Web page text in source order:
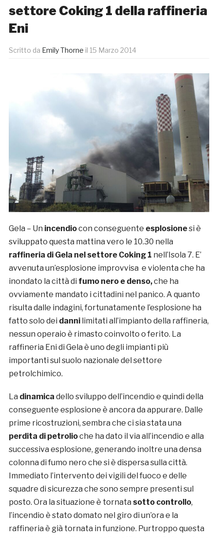
settore Coking 1 della raffineria
Eni
Scritto da Emily Thorne il 15 Marzo 2014
Gela – Un incendiocon conseguente esplosionesi è
sviluppato questa mattina vero le 10.30 nella
raffineria di Gela nel settore Coking 1 nell’Isola 7. E’
avvenuta un’esplosione improvvisa e violenta che ha
inondato la città di fumo nero e denso,che ha
ovviamente mandato i cittadini nel panico. A quanto
risulta dalle indagini, fortunatamente l’esplosione ha
fatto solo dei dannilimitati all’impianto della raffineria,
nessun operaio è rimasto coinvolto o ferito. La
raffineria Eni di Gela è uno degli impianti più
importanti sul suolo nazionale del settore
petrolchimico.
La dinamica dello sviluppo dell’incendio e quindi della
conseguente esplosione è ancora da appurare. Dalle
prime ricostruzioni, sembra che ci sia stata una
perdita di petrolioche ha dato il via all’incendio e alla
successiva esplosione, generando inoltre una densa
colonna di fumo nero che si è dispersa sulla città.
Immediato l’intervento dei vigili del fuoco e delle
squadre di sicurezza che sono sempre presenti sul
posto. Ora la situazione è tornata sotto controllo,
l’incendio è stato domato nel giro di un’ora e la
raffineria è già tornata in funzione. Purtroppo questa